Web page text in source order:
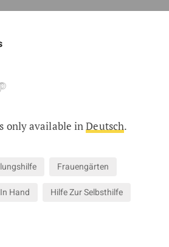
Seele von Gambia
only available inDeutsch.
Frauengärten
Hand
Hilfe Zur Selbsthilfe